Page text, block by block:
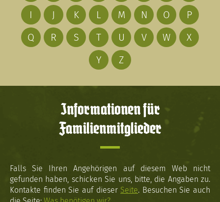
I
J K L M N O
P
Q
R S T U V W
X
Y
Z
Informationen für
Familienmitglieder
Falls Sie Ihren Angehörigen auf diesem Web nicht
gefunden haben, schicken Sie uns, bitte, die Angaben zu.
Kontakte finden Sie auf dieser Seite. Besuchen Sie auch